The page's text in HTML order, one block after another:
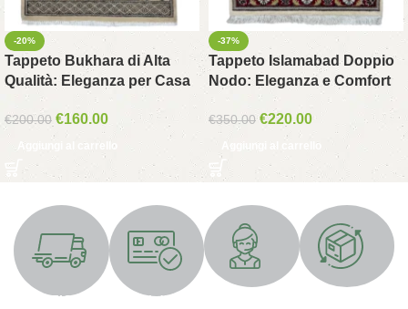
-20%
Tappeto Bukhara di Alta
Qualità: Eleganza per Casa
€200.00 €160.00
Aggiungi al carrello
-37%
Tappeto Islamabad Doppio
Nodo: Eleganza e Comfort
€350.00 €220.00
Aggiungi al carrello
SPEDIZIONE
Metodi di
Supporto 24/7 Resi gratuiti